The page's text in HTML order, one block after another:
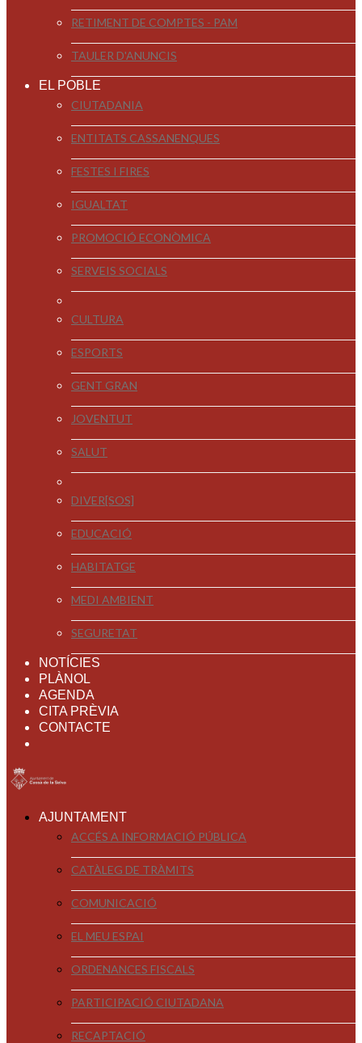
RETIMENT DE COMPTES - PAM
TAULER D'ANUNCIS
EL POBLE
CIUTADANIA
ENTITATS CASSANENQUES
FESTES I FIRES
IGUALTAT
PROMOCIÓ ECONÒMICA
SERVEIS SOCIALS
CULTURA
ESPORTS
GENT GRAN
JOVENTUT
SALUT
DIVER[SOS]
EDUCACIÓ
HABITATGE
MEDI AMBIENT
SEGURETAT
NOTÍCIES
PLÀNOL
AGENDA
CITA PRÈVIA
CONTACTE
AJUNTAMENT
ACCÉS A INFORMACIÓ PÚBLICA
CATÀLEG DE TRÀMITS
COMUNICACIÓ
EL MEU ESPAI
ORDENANCES FISCALS
PARTICIPACIÓ CIUTADANA
RECAPTACIÓ